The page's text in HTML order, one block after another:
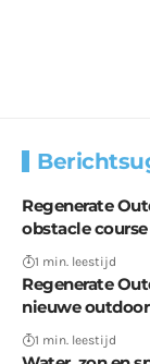
Regenerate
obstacle
1 min. leestijd
Regenerate
nieuwe
1 min. leestijd